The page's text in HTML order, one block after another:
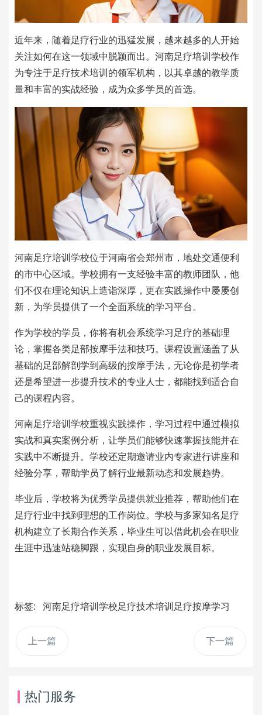
近年来，随着足疗行业的迅猛发展，越来越多的人开始
关注如何在这一领域中脱颖而出。河南足疗培训学校作
为专注于足疗技术培训的领军机构，以其卓越的教学质
量和丰富的实战经验，成为众多学员的首选。
河南足疗培训学校位于河南省会郑州市，地处交通便利
的市中心区域。学校拥有一支经验丰富的教师团队，他
们不仅在理论知识上造诣深厚，更在实践操作中屡屡创
新，为学员提供了一个全面系统的学习平台。
作为学校的学员，你将有机会系统学习足疗的基础理
论，掌握各类足部按摩手法和技巧。课程设置涵盖了从
基础的足部解剖学到高级的按摩手法，无论你是初学者
还是希望进一步提升技术的专业人士，都能找到适合自
己的课程内容。
河南足疗培训学校重视实践操作，学习过程中通过模拟
实战和真实案例分析，让学员们能够快速掌握技能并在
实践中不断提升。学校还定期邀请业内专家进行讲座和
经验分享，帮助学员了解行业最新动态和发展趋势。
毕业后，学校将为优秀学员提供就业推荐，帮助他们在
足疗行业中找到理想的工作岗位。学校与多家知名足疗
机构建立了长期合作关系，毕业生可以借此机会在职业
生涯中迅速站稳脚跟，实现自身的职业发展目标。
标签: 河南足疗培训学校足疗技术培训 足疗按摩学习
上一篇 下一篇
热门服务